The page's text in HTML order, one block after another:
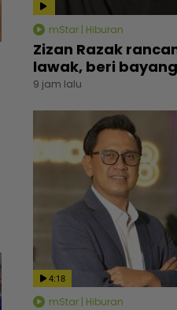
mStar | Hiburan
Zizan Razak
lawak, beri
9 jam lalu
4:18
mStar | Hiburan